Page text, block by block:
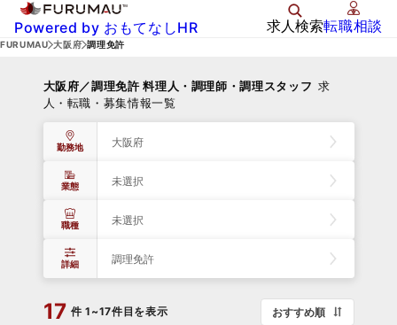
Powered by おもてなしHR 求人検索転職相談
FURUMAU 大阪府 調理免許
大阪府／調理免許 料理人・調理師・調理スタッフ 求
人・転職・募集情報一覧
勤務地 大阪府
業態 未選択
職種 未選択
詳細 調理免許
17 件 1~17件目を表示 おすすめ順